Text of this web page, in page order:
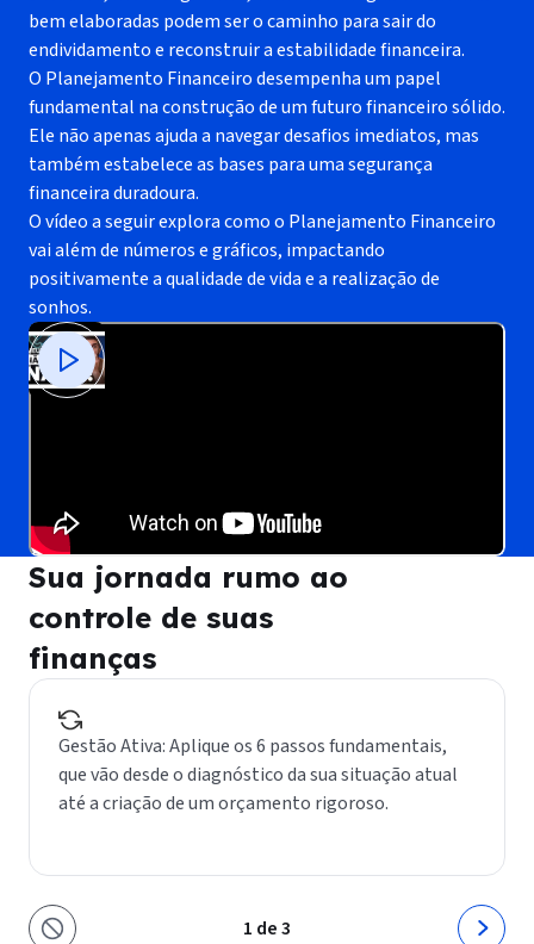
bem elaboradas podem ser o caminho para sair do
endividamento e reconstruir a estabilidade financeira.
O Planejamento Financeiro desempenha um papel
fundamental na construção de um futuro financeiro sólido.
Ele não apenas ajuda a navegar desafios imediatos, mas
também estabelece as bases para uma segurança
financeira duradoura.
O vídeo a seguir explora como o Planejamento Financeiro
vai além de números e gráficos, impactando
positivamente a qualidade de vida e a realização de
sonhos.
Sua jornada rumo ao
controle de suas
finanças
Gestão Ativa: Aplique os 6 passos fundamentais,
que vão desde o diagnóstico da sua situação atual
até a criação de um orçamento rigoroso.
1 de 3